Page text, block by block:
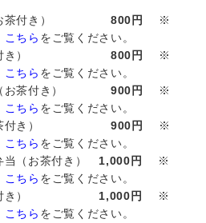
（お茶付き） 800円
※
こちら をご覧ください。
お茶付き） 800円
※
こちら をご覧ください。
（お茶付き） 900円
※
こちら をご覧ください。
お茶付き） 900円
※
こちら をご覧ください。
当（お茶付き） 1,000円
※
こちら をご覧ください。
お茶付き） 1,000円
※
こちら をご覧ください。